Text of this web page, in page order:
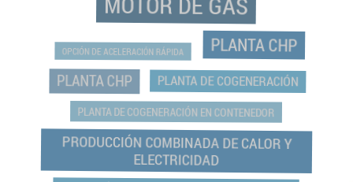
OPCIÓN DE ACELERACIÓN RÁPIDA PLANTA CHP
PLANTA CHP PLANTA DE COGENERACIÓN
PLANTA DE COGENERACIÓN EN CONTENEDOR
PRODUCCIÓN COMBINADA DE CALOR Y
ELECTRICIDAD